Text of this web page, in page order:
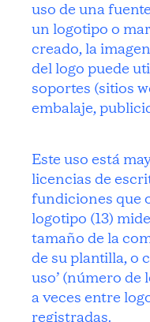
uso de una
un logotipo o
creado, la
del logo puede
soportes (sitios
embalaje,
Este uso está
licencias de
fundiciones que
logotipo (13)
tamaño de la
de su plantilla, o
uso’ (número
a veces entre
registradas.